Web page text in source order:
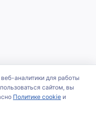
аналитики для работы
сайтом, вы
Политике cookie и